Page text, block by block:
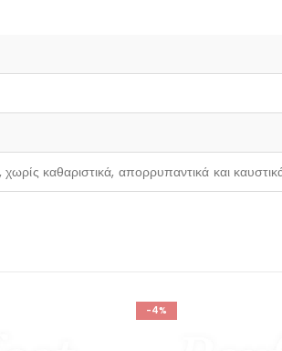
καθαριστικά, απορρυπαντικά και
-5%